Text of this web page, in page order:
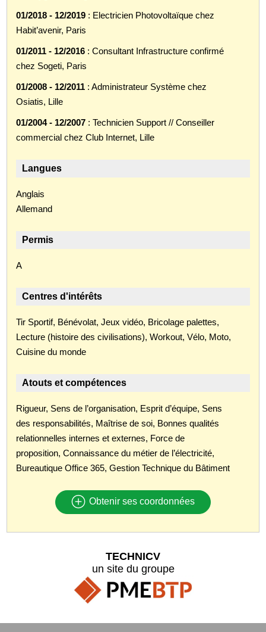
01/2018 - 12/2019 : Electricien Photovoltaïque chez
Habit’avenir, Paris
01/2011 - 12/2016 : Consultant Infrastructure confirmé
chez Sogeti, Paris
01/2008 - 12/2011 : Administrateur Système chez
Osiatis, Lille
01/2004 - 12/2007 : Technicien Support // Conseiller
commercial chez Club Internet, Lille
Langues
Anglais
Allemand
Permis
A
Centres d'intérêts
Tir Sportif, Bénévolat, Jeux vidéo, Bricolage palettes,
Lecture (histoire des civilisations), Workout, Vélo, Moto,
Cuisine du monde
Atouts et compétences
Rigueur, Sens de l’organisation, Esprit d’équipe, Sens
des responsabilités, Maîtrise de soi, Bonnes qualités
relationnelles internes et externes, Force de
proposition, Connaissance du métier de l’électricité,
Bureautique Office 365, Gestion Technique du Bâtiment
Obtenir ses coordonnées
TECHNICV
un site du groupe